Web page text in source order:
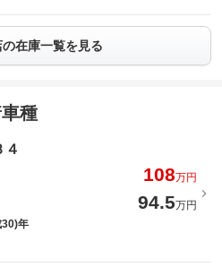
在庫一覧を見る
種
４
108万円
94.5万円
年